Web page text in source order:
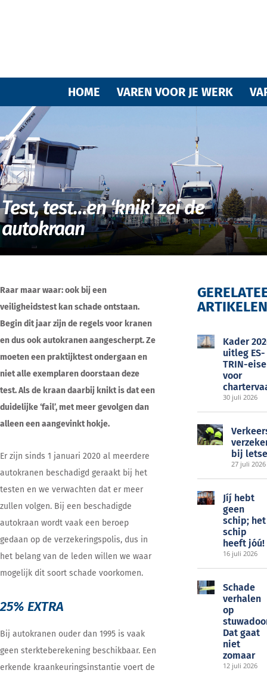
Varende
van
EOC
HOME VAREN VOOR JE WERK
Test, test…en ‘knik’ zei de
autokraan
Raar maar waar: ook bij een
veiligheidstest kan schade ontstaan.
Begin dit jaar zijn de regels voor kranen
en dus ook autokranen aangescherpt. Ze
moeten een praktijktest ondergaan en
niet alleexemplaren doorstaan deze
test. Als de kraan daarbij knikt is dat een
duidelijke ‘fail’, met meer gevolgendan
alleen een aangevinkt hokje.
Er zijn sinds 1 januari 2020 al meerdere
autokranen beschadigd geraakt bij het
testen en we verwachten dat er meer
zullen volgen. Bij een beschadigde
autokraan wordt vaak een beroep
gedaan op de verzekeringspolis, dus in
het belang van de leden willen we waar
mogelijk dit soort schade voorkomen.
25% EXTRA
Bij autokranen ouder dan 1995 is vaak
geen sterkteberekening beschikbaar. Een
erkende kraankeuringsinstantie voert de
ARTIKELEN
Kader
uitleg ES-
TRIN-
voor
30 juli 2026
bij
27 juli 2026
Jíj́ hebt
geen
schip; het
schip
heeft jóú!
16 juli 2026
Schade
verhalen
op
Dat gaat
niet
zomaar
12 juli 2026